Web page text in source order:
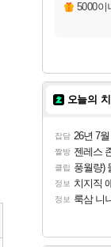
5000이
오늘의
잡담 26년 7월
짤방 젠레스 존
클립 풍월량) 물소
정보 치지직
정보 룩삼 니